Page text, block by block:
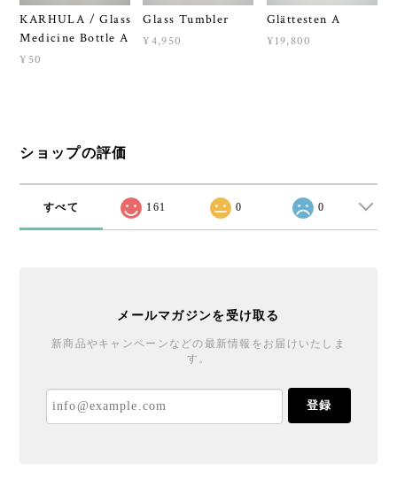
KARHULA / Glass
Medicine Bottle A
¥50
Glass Tumbler
¥4,950
Glättesten A
¥19,800
ショップの評価
すべて 161 0 0
メールマガジンを受け取る
新商品やキャンペーンなどの最新情報をお届けいたしま
す。
登録